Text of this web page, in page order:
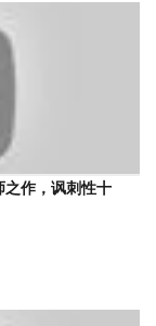
之作，讽刺性十